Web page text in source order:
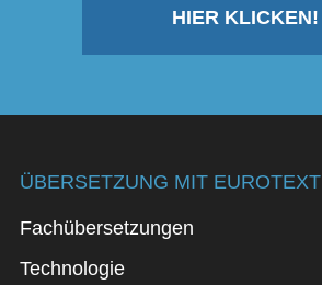
HIER KLICKEN!
ÜBERSETZUNG MIT EUROTEXT
Fachübersetzungen
Technologie